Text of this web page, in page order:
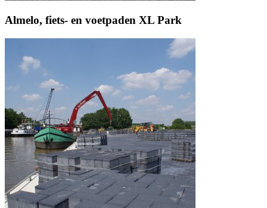
Almelo, fiets- en voetpaden XL Park